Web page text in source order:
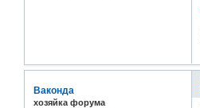
Ваконда
хозяйка форума